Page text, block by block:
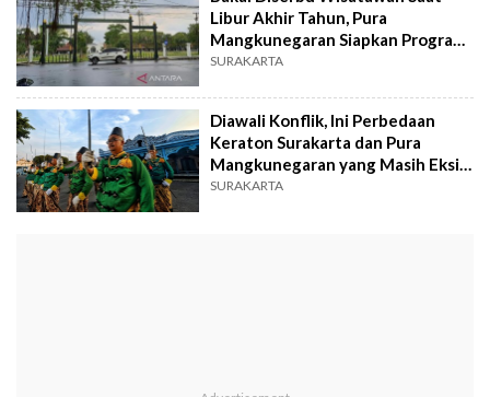
Libur Akhir Tahun, Pura
Mangkunegaran Siapkan Program
Khusus
SURAKARTA
Diawali Konflik, Ini Perbedaan
Keraton Surakarta dan Pura
Mangkunegaran yang Masih Eksis
di Solo
SURAKARTA